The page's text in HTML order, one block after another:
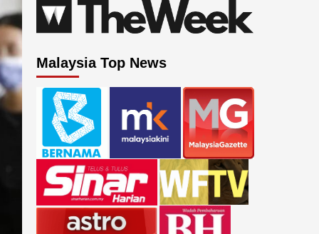
Malaysia Top News